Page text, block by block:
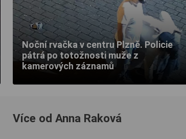
Noční rvačka v centru Plzně. Policie
pátrá po totožnosti muže z
kamerových záznamů
Více od Anna Raková